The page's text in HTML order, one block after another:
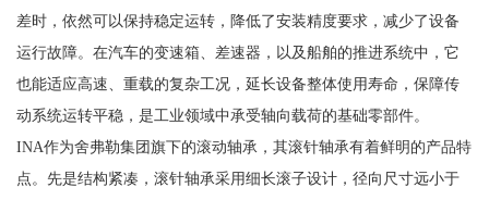
差时，依然可以保持稳定运转，降低了安装精度要求，减少了设备
运行故障。在汽车的变速箱、差速器，以及船舶的推进系统中，它
也能适应高速、重载的复杂工况，延长设备整体使用寿命，保障传
动系统运转平稳，是工业领域中承受轴向载荷的基础零部件。
INA作为舍弗勒集团旗下的滚动轴承，其滚针轴承有着鲜明的产品特
点。先是结构紧凑，滚针轴承采用细长滚子设计，径向尺寸远小于